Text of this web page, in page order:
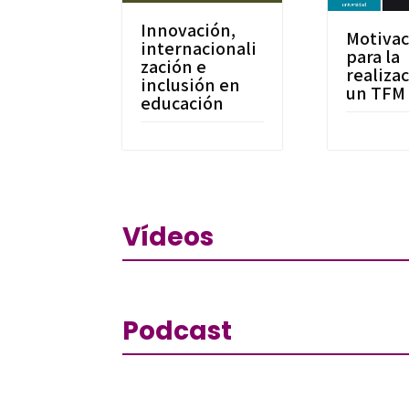
Innovación,
internacionali
zación e
inclusión en
educación
para la
un TFM
Vídeos
Podcast